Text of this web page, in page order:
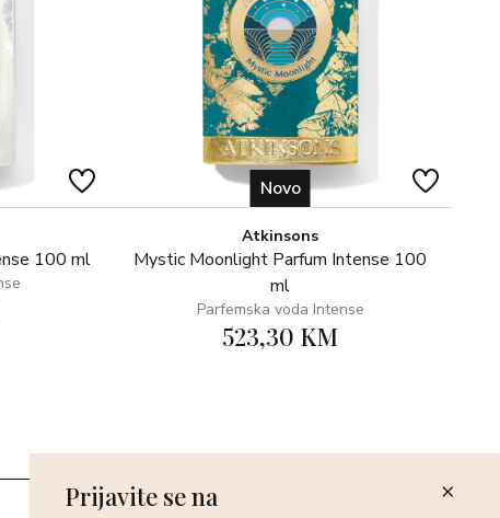
100 ml
Novo
Atkinsons
Mystic Moonlight Parfum Intense 100
ml
Parfemska voda Intense
523,30 KM
Poslovnice
Prijavite se na